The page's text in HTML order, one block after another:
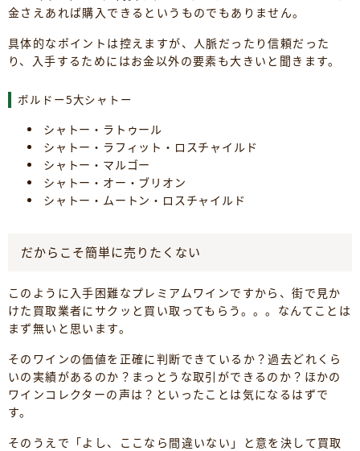
金さえあれば購入できるというものでもありません。
具体的なポイントは控えますが、人脈だったり信頼だった
り、入手するためにはお金以外の要素も大きいと聞きます。
ボルドー5大シャトー
シャトー・ラトゥール
シャトー・ラフィット・ロスチャイルド
シャトー・マルゴー
シャトー・オー・ブリオン
シャトー・ムートン・ロスチャイルド
だからこそ簡単に売りたくない
このように入手困難なプレミアムワインですから、街で見か
けた買取業者にサクッと買い取ってもらう。。。なんてことは
まず無いと思います。
そのワインの価値を正確に判断できているか？過去どれくら
いの実績があるのか？まっとうな取引ができるのか？ほかの
ワインコレクターの声は？といったことは気になるはずで
す。
そのうえで「よし、ここなら間違いない」と意を決して買取